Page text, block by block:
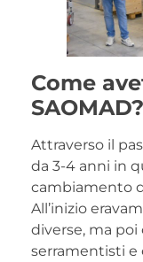
Come
SAOMAD?
Attraverso il
da 3-4 anni in
cambiamento
All’inizio
diverse, ma
serramentisti e